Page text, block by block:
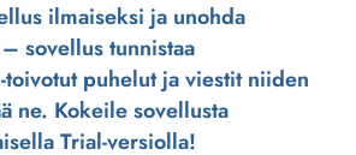
ilmaiseksi ja unohda
sovellus tunnistaa
toivotut puhelut ja viestit niiden
ne. Kokeile sovellusta
Trial-versiolla!